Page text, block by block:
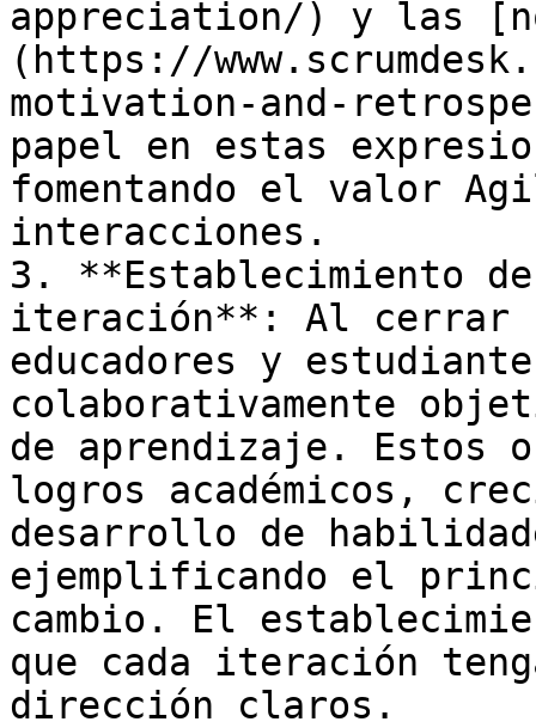
appreciation/) y las
(https://
motivation-and-
papel en estas
fomentando el valor
interacciones.
3. **Establecimiento
iteración**: Al cerrar
educadores y
colaborativamente
de aprendizaje. Estos
logros académicos,
desarrollo de
ejemplificando el
cambio. El
que cada iteración
dirección claros.